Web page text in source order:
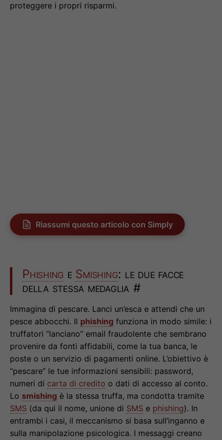
proteggere i propri risparmi.
Riassumi questo articolo con Simply
Phishing e Smishing: le due facce
della stessa medaglia #
Immagina di pescare. Lanci un’esca e attendi che un
pesce abbocchi. Il phishing funziona in modo simile: i
truffatori “lanciano” email fraudolente che sembrano
provenire da fonti affidabili, come la tua banca, le
poste o un servizio di pagamenti online. L’obiettivo è
“pescare” le tue informazioni sensibili: password,
numeri di carta di credito o dati di accesso al conto.
Lo smishing è la stessa truffa, ma condotta tramite
SMS (da qui il nome, unione di SMS e phishing). In
entrambi i casi, il meccanismo si basa sull’inganno e
sulla manipolazione psicologica. I messaggi creano